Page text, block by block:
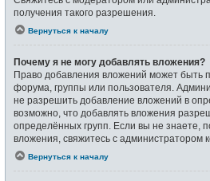
получения такого разрешения.
Вернуться к началу
Почему я не могу добавлять вложения?
Право добавления вложений может быть
форума, группы или пользователя.
не разрешить добавление вложений в
возможно, что добавлять вложения
определённых групп. Если вы не знаете,
вложения, свяжитесь с администратором
Вернуться к началу